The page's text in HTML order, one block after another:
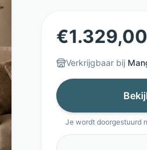
€1.329,00
Verkrijgbaar bij
Je wordt doorgestuurd